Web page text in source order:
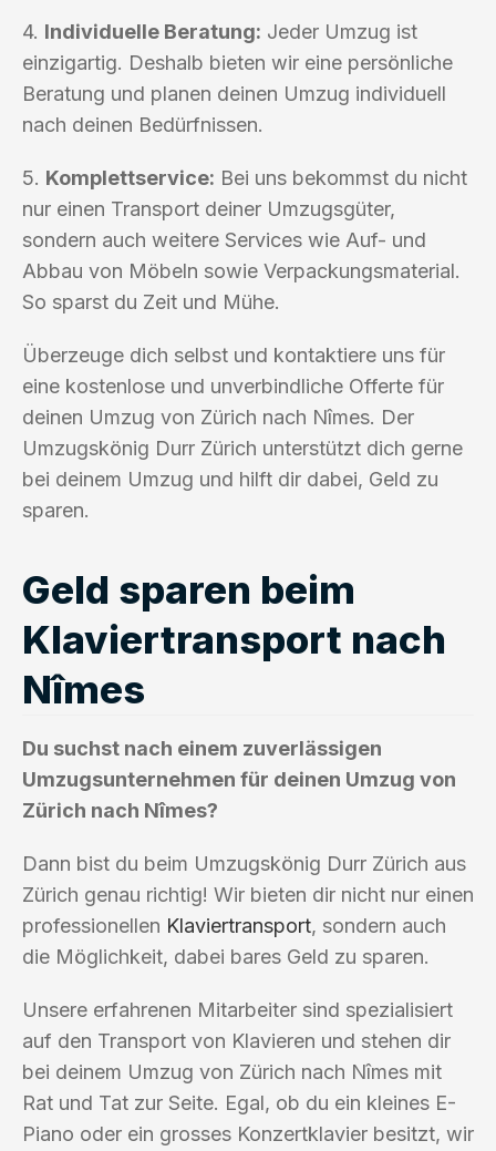
4. Individuelle Beratung: Jeder Umzug ist
einzigartig. Deshalb bieten wir eine persönliche
Beratung und planen deinen Umzug individuell
nach deinen Bedürfnissen.
5. Komplettservice: Bei uns bekommst du nicht
nur einen Transport deiner Umzugsgüter,
sondern auch weitere Services wie Auf- und
Abbau von Möbeln sowie Verpackungsmaterial.
So sparst du Zeit und Mühe.
Überzeuge dich selbst und kontaktiere uns für
eine kostenlose und unverbindliche Offerte für
deinen Umzug von Zürich nach Nîmes. Der
Umzugskönig Durr Zürich unterstützt dich gerne
bei deinem Umzug und hilft dir dabei, Geld zu
sparen.
Geld sparen beim
Klaviertransport nach
Nîmes
Du suchst nach einem zuverlässigen
Umzugsunternehmen für deinen Umzug von
Zürich nach Nîmes?
Dann bist du beim Umzugskönig Durr Zürich aus
Zürich genau richtig! Wir bieten dir nicht nur einen
professionellen Klaviertransport, sondern auch
die Möglichkeit, dabei bares Geld zu sparen.
Unsere erfahrenen Mitarbeiter sind spezialisiert
auf den Transport von Klavieren und stehen dir
bei deinem Umzug von Zürich nach Nîmes mit
Rat und Tat zur Seite. Egal, ob du ein kleines E-
Piano oder ein grosses Konzertklavier besitzt, wir